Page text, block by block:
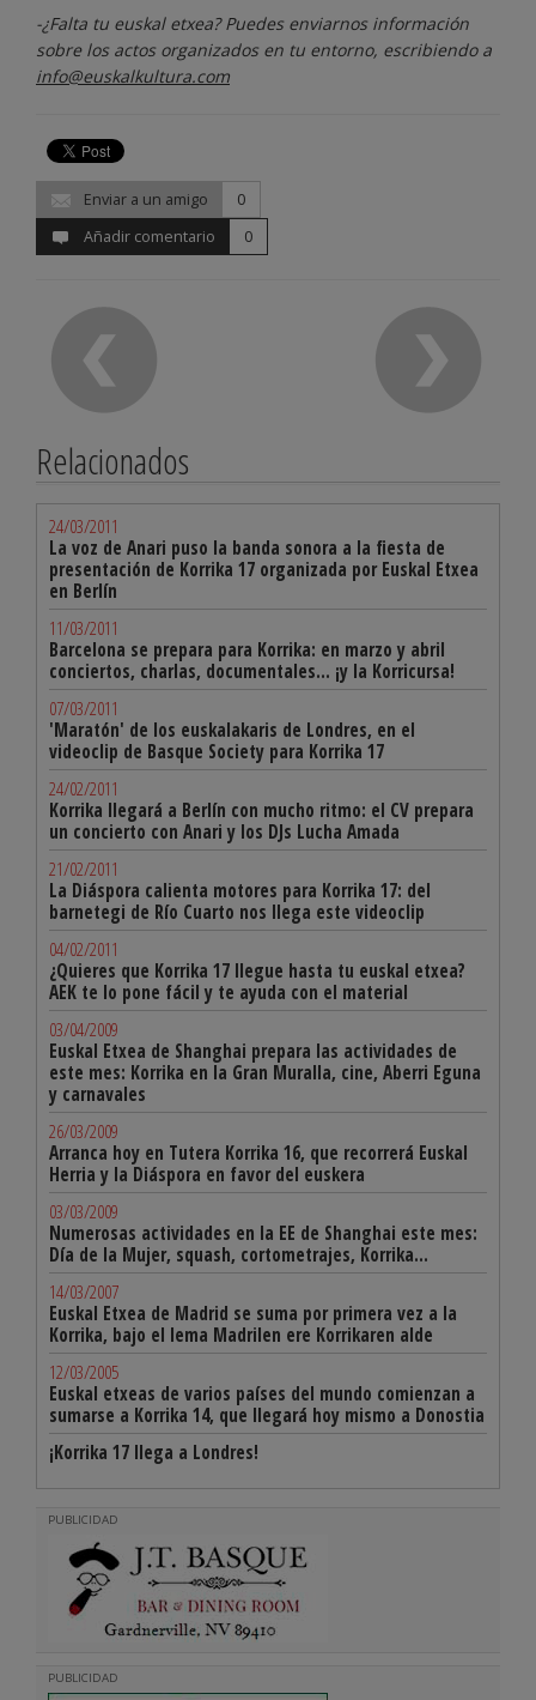
-¿Falta tu euskal etxea? Puedes enviarnos información
sobre los actos organizados en tu entorno, escribiendo a
info@euskalkultura.com
Enviar a un amigo
0
Añadir comentario
0
Relacionados
24/03/2011
La voz de Anari puso la banda sonora a la fiesta de
presentación de Korrika 17 organizada por Euskal Etxea
en Berlín
11/03/2011
Barcelona se prepara para Korrika: en marzo y abril
conciertos, charlas, documentales... ¡y la Korricursa!
07/03/2011
'Maratón' de los euskalakaris de Londres, en el
videoclip de Basque Society para Korrika 17
24/02/2011
Korrika llegará a Berlín con mucho ritmo: el CV prepara
un concierto con Anari y los DJs Lucha Amada
21/02/2011
La Diáspora calienta motores para Korrika 17: del
barnetegi de Río Cuarto nos llega este videoclip
04/02/2011
¿Quieres que Korrika 17 llegue hasta tu euskal etxea?
AEK te lo pone fácil y te ayuda con el material
03/04/2009
Euskal Etxea de Shanghai prepara las actividades de
este mes: Korrika en la Gran Muralla, cine, Aberri Eguna
y carnavales
26/03/2009
Arranca hoy en Tutera Korrika 16, que recorrerá Euskal
Herria y la Diáspora en favor del euskera
03/03/2009
Numerosas actividades en la EE de Shanghai este mes:
Día de la Mujer, squash, cortometrajes, Korrika...
14/03/2007
Euskal Etxea de Madrid se suma por primera vez a la
Korrika, bajo el lema Madrilen ere Korrikaren alde
12/03/2005
Euskal etxeas de varios países del mundo comienzan a
sumarse a Korrika 14, que llegará hoy mismo a Donostia
¡Korrika 17 llega a Londres!
PUBLICIDAD
PUBLICIDAD